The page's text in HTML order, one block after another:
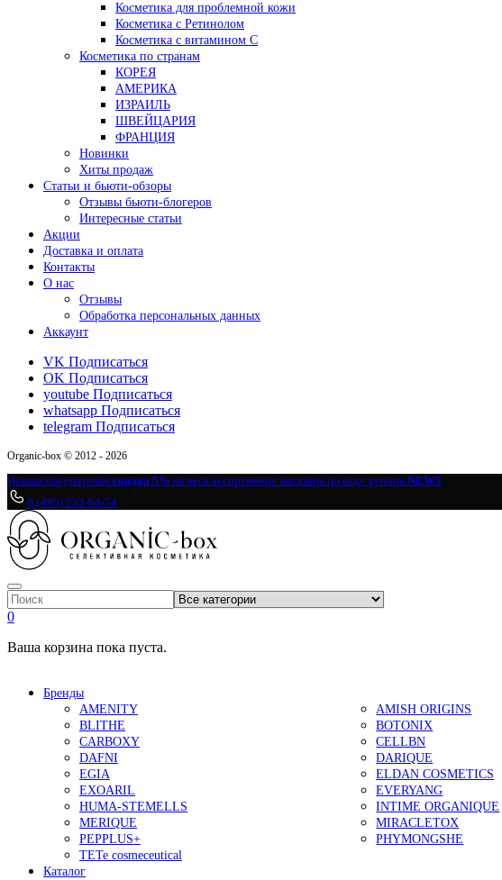
Косметика для проблемной кожи
Косметика с Ретинолом
Косметика с витамином С
Косметика по странам
КОРЕЯ
АМЕРИКА
ИЗРАИЛЬ
ШВЕЙЦАРИЯ
ФРАНЦИЯ
Новинки
Хиты продаж
Статьи и бьюти-обзоры
Отзывы бьюти-блогеров
Интересные статьи
Акции
Доставка и оплата
Контакты
О нас
Отзывы
Обработка персональных данных
Аккаунт
VK Подписаться
OK Подписаться
youtube Подписаться
whatsapp Подписаться
telegram Подписаться
Organic-box © 2012 - 2026
Новым покупателям скидка 5% на весь ассортимент магазина по коду купона NEW5
8 (495) 233-64-54
0
Ваша корзина пока пуста.
Бренды
AMENITY
AMISH ORIGINS
BLITHE
BOTONIX
CARBOXY
CELLBN
DAFNI
DARIQUE
EGIA
ELDAN COSMETICS
EXOARIL
EVERYANG
HUMA-STEMELLS
INTIME ORGANIQUE
MERIQUE
MIRACLETOX
PEPPLUS+
PHYMONGSHE
TETe cosmeceutical
Каталог